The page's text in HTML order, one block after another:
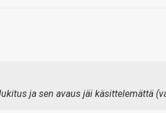
ja sen avaus jäi käsittelemättä